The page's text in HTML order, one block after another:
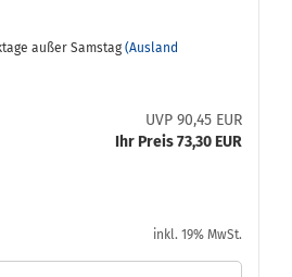
außer Samstag (Ausland
UVP 90,45 EUR
Ihr Preis 73,30 EUR
inkl. 19% MwSt.